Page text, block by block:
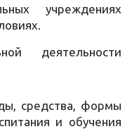
учреждениях
деятельности
средства, формы
и обучения